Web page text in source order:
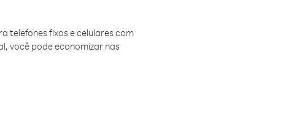
telefones fixos e celulares com
você pode economizar nas